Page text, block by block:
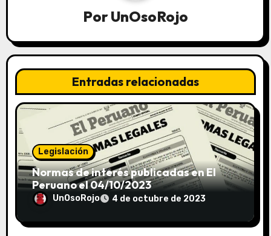
PorUnOsoRojo
Entradas relacionadas
Legislación
Normas de interés publicadas en El
Peruano el 04/10/2023
UnOsoRojo 4 de octubre de 2023